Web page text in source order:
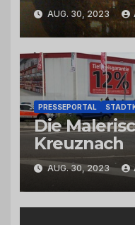
AUG. 30, 2023
PRESSEPORTAL
Die
Kreuznach
AUG. 30, 2023